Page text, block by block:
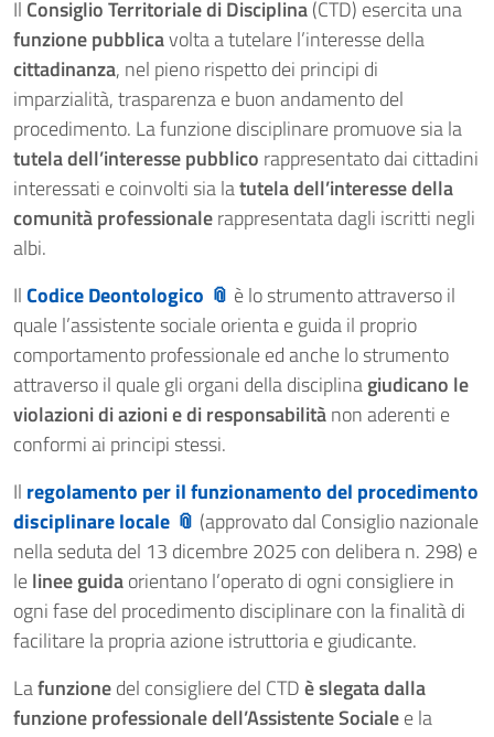
Il Consiglio Territoriale di Disciplina(CTD) esercita una
funzione pubblicavolta a tutelare l’interesse della
cittadinanza, nel pieno rispetto dei principi di
imparzialità, trasparenza e buon andamento del
procedimento. La funzione disciplinare promuove sia la
tutela dell’interesse pubblico rappresentato dai cittadini
interessati e coinvolti sia latutela dell’interesse della
comunità professionalerappresentata dagli iscritti negli
albi.
IlCodice Deontologico
è lo strumento attraverso il
quale l’assistente sociale orienta e guida il proprio
comportamento professionale ed anche lo strumento
attraverso il quale gli organi della disciplinagiudicano le
violazioni di azioni e di responsabilitànon aderenti e
conformi ai principi stessi.
Il regolamento per il funzionamento del procedimento
disciplinare locale
(approvato dal Consiglio nazionale
nella seduta del 13 dicembre 2025 con delibera n. 298) e
lelinee guidaorientano l’operato di ogni consigliere in
ogni fase del procedimento disciplinare con la finalità di
facilitare la propria azione istruttoria e giudicante.
Lafunzionedel consigliere del CTDè slegata dalla
funzione professionale dell’Assistente Socialee la